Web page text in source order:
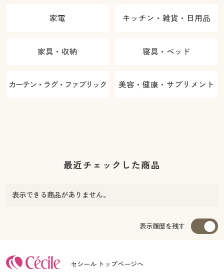
家電 キッチン・雑貨・日用品
家具・収納 寝具・ベッド
カーテン・ラグ・ファブリック 美容・健康・サプリメント
最近チェックした商品
表示できる商品がありません。
表示履歴を残す
セシール トップページへ